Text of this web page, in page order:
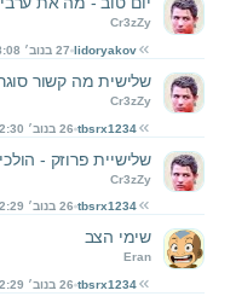
Cr3zZy
lidoryakov 27 בנוב׳ 18:08
שלישית מה קשור
Cr3zZy
tbsrx1234 26 בנוב׳ 22:30
שלישיית פרוזק -
Cr3zZy
tbsrx1234 26 בנוב׳ 22:29
שימי הצב
Eran
tbsrx1234 26 בנוב׳ 22:29